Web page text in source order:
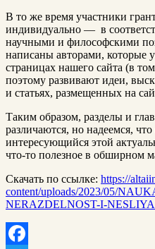
В то же время участники
индивидуально — в
научными и философскими
написаны авторами, которые
страницах нашего сайта (в
поэтому развивают идеи,
и статьях, размещенных на
Таким образом, разделы и
различаются, но надеемся,
интересующийся этой
что-то полезное в обширном
Скачать по ссылке: https://
content/uploads/2023/05/
NERAZDELNOST-I-